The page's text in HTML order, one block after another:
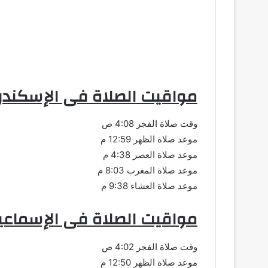
مواقيت الصلاة فى
وقت صلاة الفجر 4:08 ص
موعد صلاة الظهر 12:59 م
موعد صلاة العصر 4:38 م
موعد صلاة المغرب 8:03 م
موعد صلاة العشاء 9:38 م
مواقيت الصلاة فى
وقت صلاة الفجر 4:02 ص
موعد صلاة الظهر 12:50 م